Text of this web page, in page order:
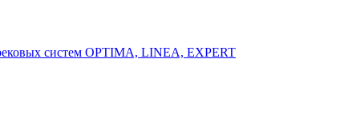
систем OPTIMA, LINEA, EXPERT